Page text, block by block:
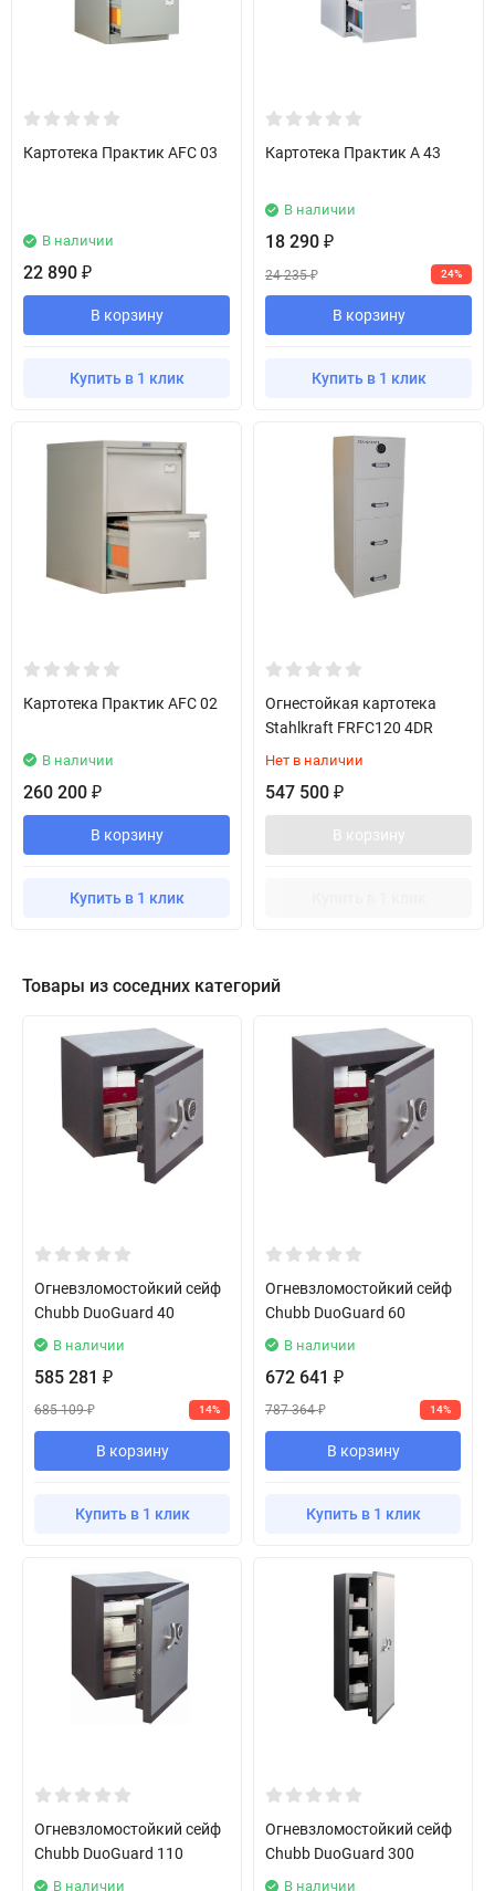
Картотека Практик AFC 03
В наличии
22 890 ₽
В корзину
Купить в 1 клик
Картотека Практик A 43
В наличии
18 290 ₽
24 235₽ 24%
В корзину
Купить в 1 клик
Картотека Практик AFC 02
В наличии
260 200 ₽
В корзину
Купить в 1 клик
Огнестойкая картотека
Stahlkraft FRFC120 4DR
Нет в наличии
547 500 ₽
В корзину
Товары из соседних категорий
Огневзломостойкий сейф
Chubb DuoGuard 40
В наличии
585 281 ₽
685 109₽ 14%
В корзину
Купить в 1 клик
Огневзломостойкий сейф
Chubb DuoGuard 60
В наличии
672 641 ₽
787 364₽ 14%
В корзину
Купить в 1 клик
Огневзломостойкий сейф
Chubb DuoGuard 110
В наличии
Огневзломостойкий сейф
Chubb DuoGuard 300
В наличии